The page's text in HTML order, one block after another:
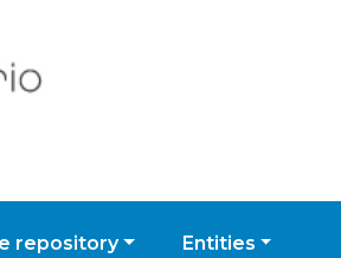
repository Entities